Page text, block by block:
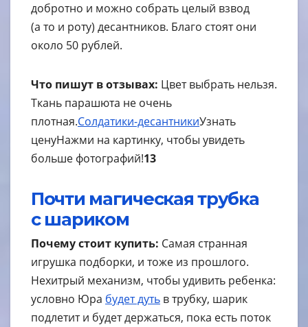
добротно и можно собрать целый взвод
(а то и роту) десантников. Благо стоят они
около 50 рублей.
Что пишут в отзывах: Цвет выбрать нельзя.
Ткань парашюта не очень
плотная.Солдатики-десантникиУзнать
ценуНажми на картинку, чтобы увидеть
больше фотографий!13
Почти магическая трубка
с шариком
Почему стоит купить: Самая странная
игрушка подборки, и тоже из прошлого.
Нехитрый механизм, чтобы удивить ребенка:
условно Юра будет дуть в трубку, шарик
подлетит и будет держаться, пока есть поток